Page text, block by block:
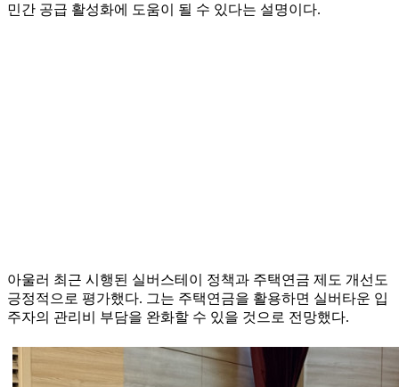
민간 공급 활성화에 도움이 될 수 있다는 설명이다.
아울러 최근 시행된 실버스테이 정책과 주택연금 제도 개선도
긍정적으로 평가했다. 그는 주택연금을 활용하면 실버타운 입
주자의 관리비 부담을 완화할 수 있을 것으로 전망했다.